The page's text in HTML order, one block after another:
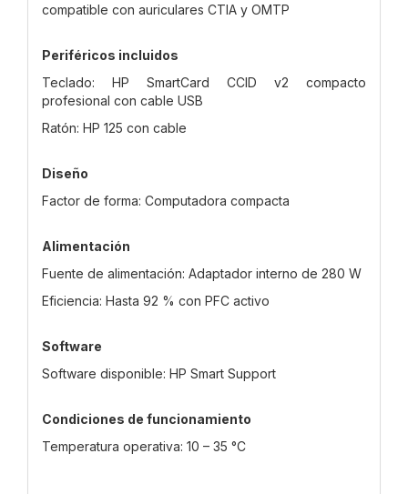
compatible con auriculares CTIA y OMTP
Periféricos incluidos
Teclado: HP SmartCard CCID v2 compacto
profesional con cable USB
Ratón: HP 125 con cable
Diseño
Factor de forma: Computadora compacta
Alimentación
Fuente de alimentación: Adaptador interno de 280 W
Eficiencia: Hasta 92 % con PFC activo
Software
Software disponible: HP Smart Support
Condiciones de funcionamiento
Temperatura operativa: 10 – 35 °C